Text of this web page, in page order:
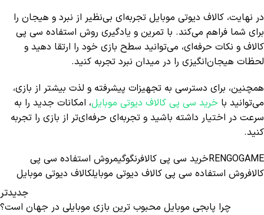
در نهایت، کالاف دیوتی موبایل تجربه‌ای بی‌نظیر از نبرد و هیجان را
برای شما فراهم می‌کند. با تمرین و یادگیری روش استفاده سی پی
کالاف و نکات حرفه‌ای، می‌توانید سطح بازی خود را ارتقا دهید و
لحظات هیجان‌انگیزی را در میدان نبرد تجربه کنید.
همچنین، برای دسترسی به تجهیزات پیشرفته و لذت بیشتر از بازی،
می‌توانید با خرید سی پی کالاف دیوتی موبایل، امکانات جدید را به
سرعت در اختیار داشته باشید و تجربه‌ای حرفه‌ای‌تر از بازی را تجربه
کنید.
RENGOGAMEخرید سی پی کالافرنگوگیمروش استفاده سی پی
کالافروش استفاده سی پی کالاف دیوتی موبایلکالاف دیوتی موبایل
جدیدتر
چرا پابجی موبایل محبوب ترین بازی موبایلی در جهان است؟